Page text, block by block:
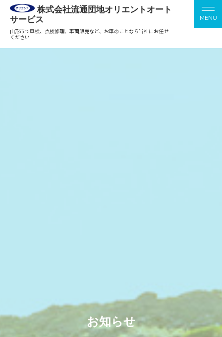
株式会社流通団地オリエントオート
サービス
山形市で車検、点検修理、車両販売など、お車のことなら当社にお任せ
ください
お知らせ